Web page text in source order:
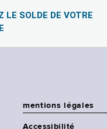
LE SOLDE DE VOTRE
mentions légales
Accessibilité